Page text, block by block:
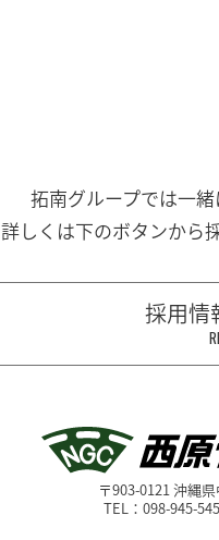
拓南グループでは一緒
詳しくは下のボタンから
採用情
〒903-0121 沖縄
TEL：098-945-